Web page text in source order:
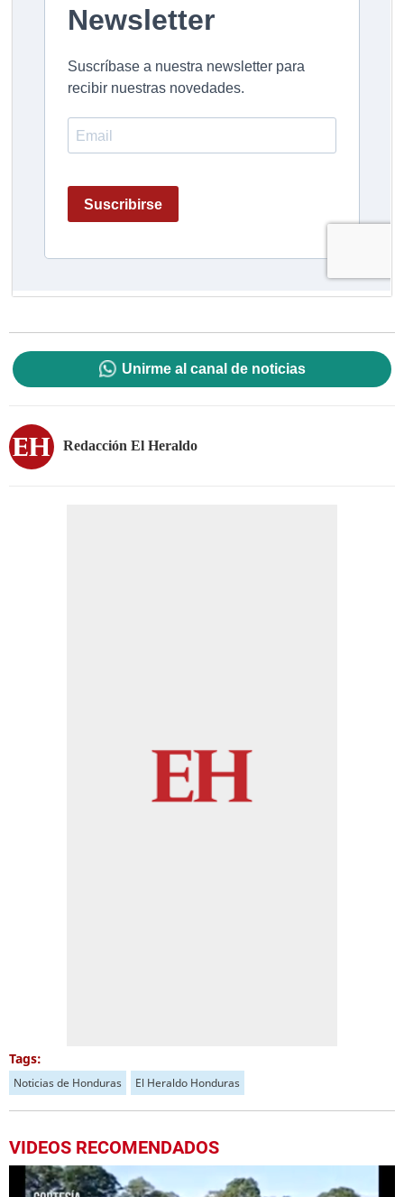
Unirme al canal de noticias
Redacción El Heraldo
Tags:
Noticias de Honduras El Heraldo Honduras
VIDEOS RECOMENDADOS